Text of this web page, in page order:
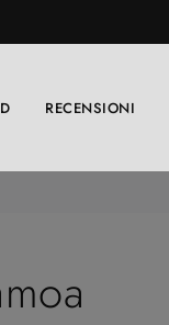
RECENSIONI